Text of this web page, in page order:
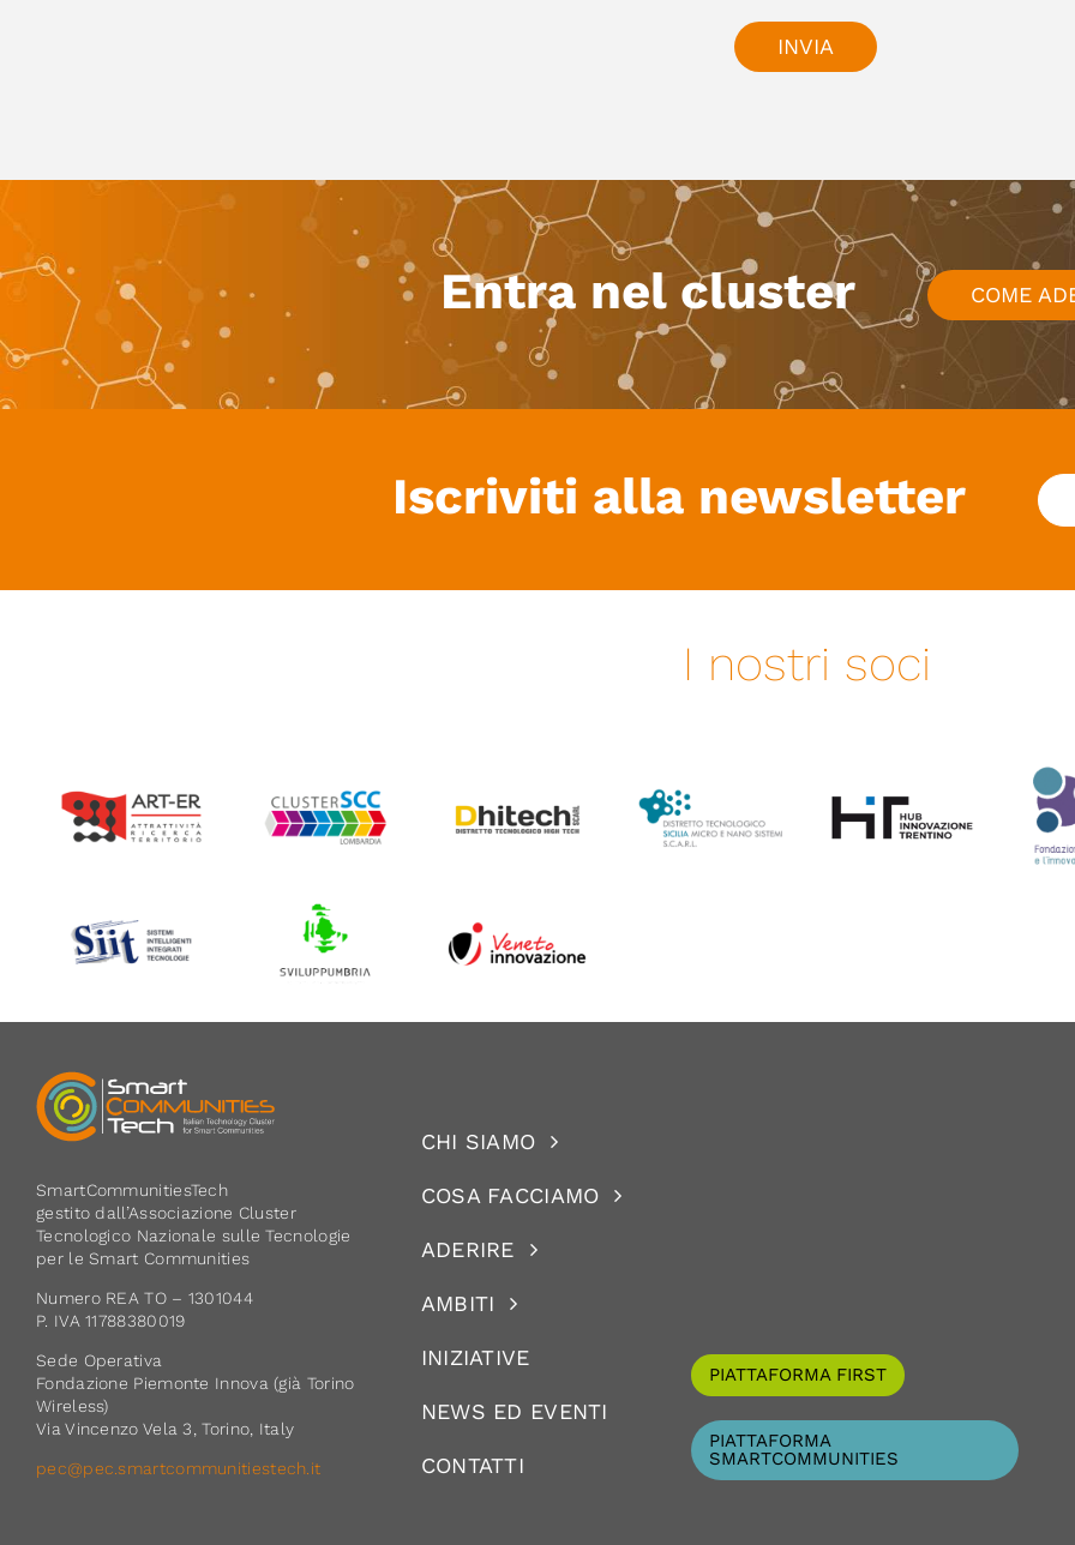
INVIA
Entra nel cluster COME
Iscriviti alla newsletter
I nostri soci
SmartCommunitiesTech
gestito dall’Associazione Cluster
Tecnologico Nazionale sulle Tecnologie
per le Smart Communities
Numero REA TO – 1301044
P. IVA 11788380019
Sede Operativa
Fondazione Piemonte Innova (già Torino
Wireless)
Via Vincenzo Vela 3, Torino, Italy
pec@pec.smartcommunitiestech.it
CHI SIAMO
COSA FACCIAMO
ADERIRE
AMBITI
INIZIATIVE
NEWS ED EVENTI
CONTATTI
PIATTAFORMA FIRST
PIATTAFORMA
SMARTCOMMUNITIES